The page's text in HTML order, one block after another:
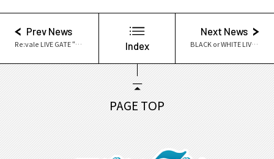
Prev News
Re:vale LIVE GATE “Re:flect U” Blu-ray & DVD本日発売！ Index
Next News
BLACK or WHITE LIVE SHOWDOWN 2022グッズ発売決定！
PAGE TOP